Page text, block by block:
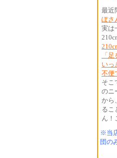
最近
ぽさ
実は
「
いっ
不便
そこ
のニ
から
るこ
ん！
※当
団の